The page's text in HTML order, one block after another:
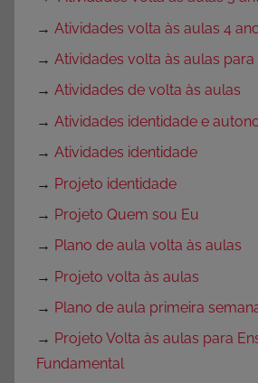
→ Atividades volta às aulas 4
→ Atividades volta às aulas
→ Atividades de volta às aulas
→ Atividades identidade e
→ Atividades identidade
→ Projeto identidade
→ Projeto Quem sou Eu
→ Plano de aula volta às aulas
→ Projeto volta às aulas
→ Plano de aula primeira
→ Projeto Volta às aulas para
Fundamental